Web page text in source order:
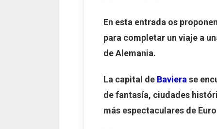
3. Palacio de
Cómo llegar
Entradas y
Excursión al
4. Oberammergau
En esta entrada os
para completar un viaje a
de Alemania.
La capital de Baviera se
de fantasía, ciudades
más espectaculares de